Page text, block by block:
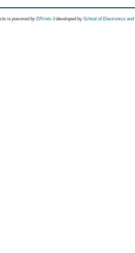
is powored byEPrints 3 developed by School of Electronics